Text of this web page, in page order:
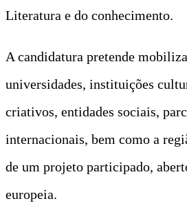
Literatura e do conhecimento.
A candidatura pretende
universidades, instituições
criativos, entidades sociais,
internacionais, bem como a
de um projeto participado,
europeia.